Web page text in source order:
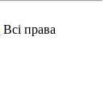
Всі права